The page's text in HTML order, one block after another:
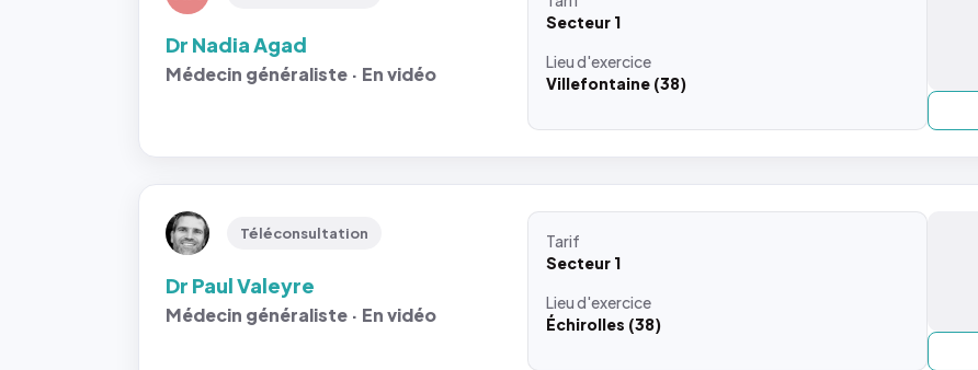
Dr Nadia Agad
Médecin généraliste · En vidéo
Secteur 1
Lieud'exercice
Villefontaine (38)
Téléconsultation
Dr Paul Valeyre
Médecin généraliste · En vidéo
Tarif
Secteur 1
Lieud'exercice
Échirolles (38)